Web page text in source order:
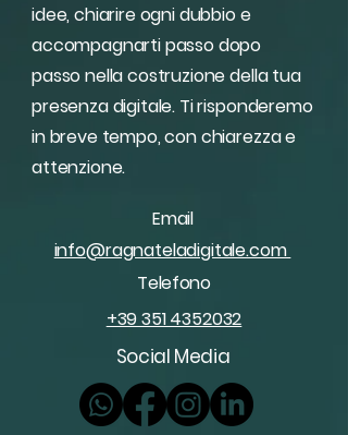
idee, chiarire ogni dubbio e
accompagnarti passo dopo
passo nella costruzione della tua
presenza digitale. Ti risponderemo
in breve tempo, con chiarezza e
attenzione.
Email
info@ragnateladigitale.com
Telefono
+39 351 4352032
Social Media